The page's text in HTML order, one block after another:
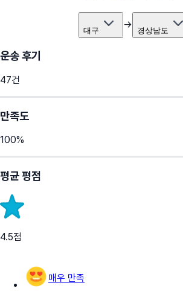
대구 → 경상남도
운송 후기
47건
만족도
100%
평균 평점
4.5점
매우 만족